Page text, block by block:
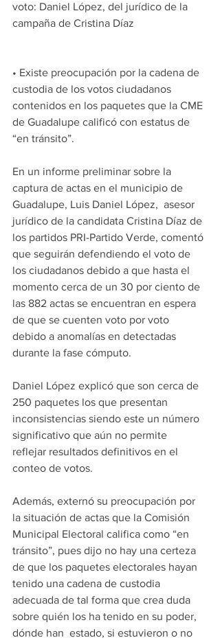
voto: Daniel López, del jurídico de la
campaña de Cristina Díaz
• Existe preocupación por la cadena de
custodia de los votos ciudadanos
contenidos en los paquetes que la CME
de Guadalupe calificó con estatus de
“en tránsito”.
En un informe preliminar sobre la
captura de actas en el municipio de
Guadalupe, Luis Daniel López,  asesor
jurídico de la candidata Cristina Díaz de
los partidos PRI-Partido Verde, comentó
que seguirán defendiendo el voto de
los ciudadanos debido a que hasta el
momento cerca de un 30 por ciento de
las 882 actas se encuentran en espera
de que se cuenten voto por voto
debido a anomalías en detectadas
durante la fase cómputo.
Daniel López explicó que son cerca de
250 paquetes los que presentan
inconsistencias siendo este un número
significativo que aún no permite
reflejar resultados definitivos en el
conteo de votos.
Además, externó su preocupación por
la situación de actas que la Comisión
Municipal Electoral califica como “en
tránsito”, pues dijo no hay una certeza
de que los paquetes electorales hayan
tenido una cadena de custodia
adecuada de tal forma que crea duda
sobre quién los ha tenido en su poder,
dónde han  estado, si estuvieron o no